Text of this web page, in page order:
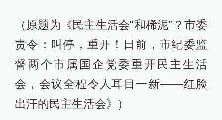
（原题为《民主生活会“和稀泥”？市委
责令：叫停，重开！日前，市纪委监
督两个市属国企党委重开民主生活
会，会议全程令人耳目一新——红脸
出汗的民主生活会》）